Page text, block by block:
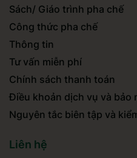
Sách/ Giáo trình pha chế
Công thức pha chế
Thông tin
Tư vấn miễn phí
Chính sách thanh toán
Điều khoản dịch vụ và bảo
Nguyên tắc biên tập và
Liên hệ